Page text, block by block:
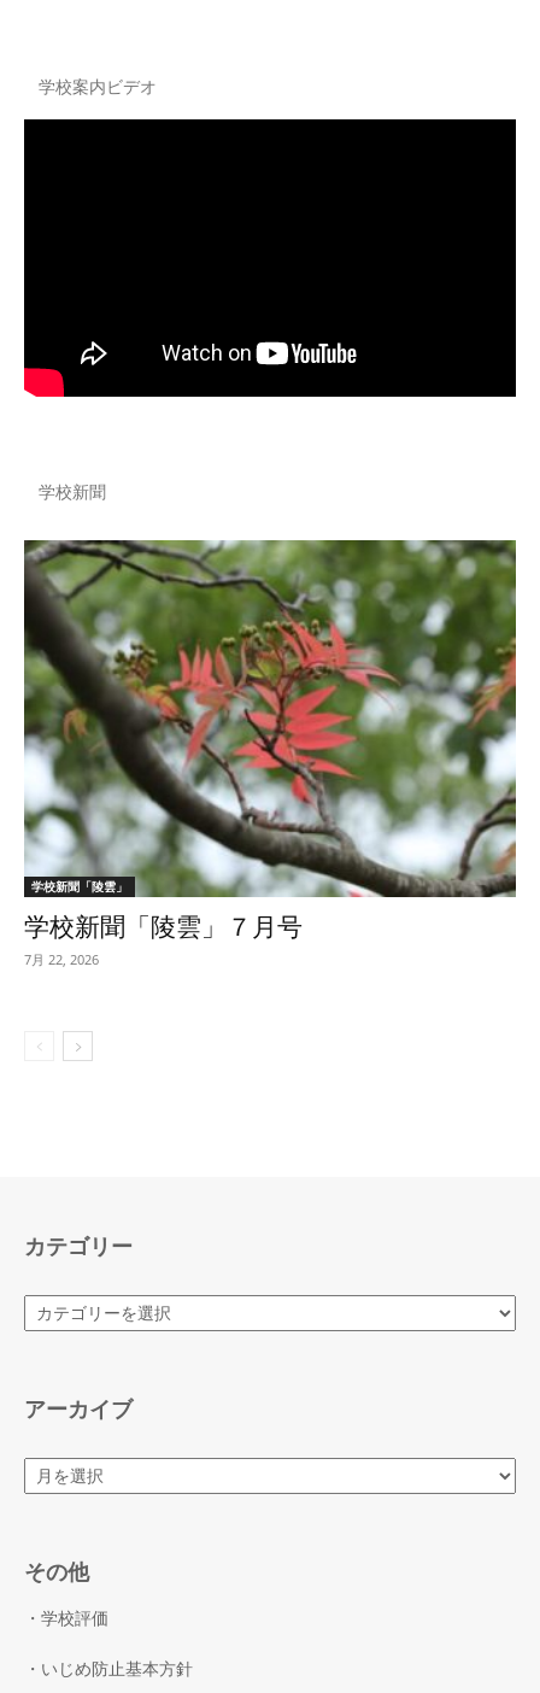
学校案内ビデオ
学校新聞
学校新聞「陵雲」
学校新聞「陵雲」７月号
7月 22, 2026
カテゴリー
カ
テ
アーカイブ
ア
ー
その他
・学校評価
・いじめ防止基本方針